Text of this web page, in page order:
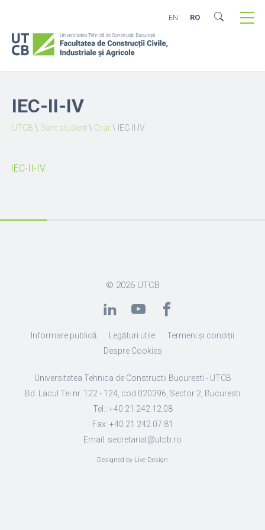
EN RO
IEC-II-IV
UTCB \ Sunt student\ Orar\ IEC-II-IV
IEC-II-IV
© 2026 UTCB
Informare publică Legături utile
Termeni și condiții
Despre Cookies
Universitatea Tehnica de Constructii Bucuresti - UTCB
Bd. Lacul Tei nr. 122 - 124, cod 020396, Sector 2, Bucuresti
Tel.: +40 21 242.12.08
Fax: +40 21 242.07.81
Email: secretariat@utcb.ro
Designed by Live Design